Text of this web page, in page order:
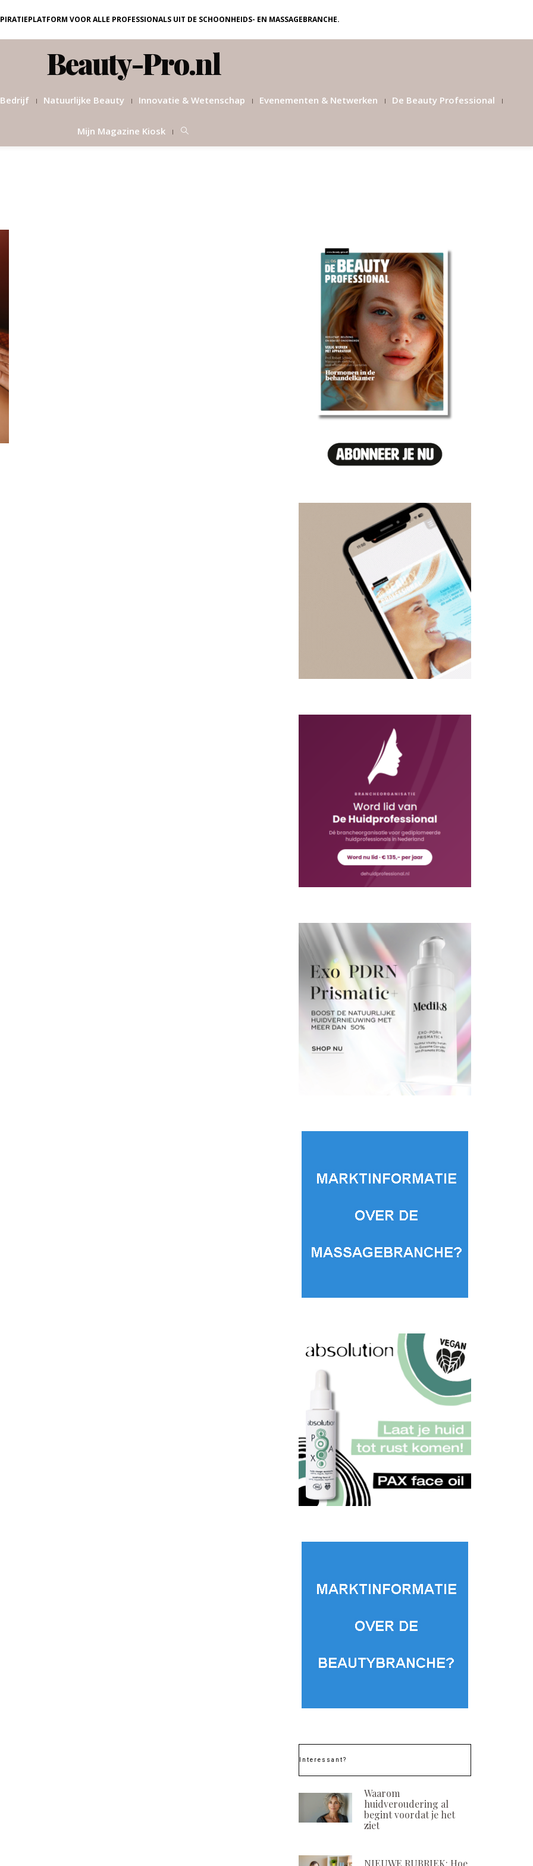
VOOR ALLE PROFESSIONALS UIT DE SCHOONHEIDS- EN MASSAGEBRANCHE.
Beauty-Pro.nl
Natuurlijke Beauty Innovatie & Wetenschap Evenementen & Netwerken De Beauty Professional
Mijn Magazine Kiosk
Interessant?
Waarom
huidveroudering al
begint voordat je het
ziet
NIEUWE RUBRIEK: Hoe